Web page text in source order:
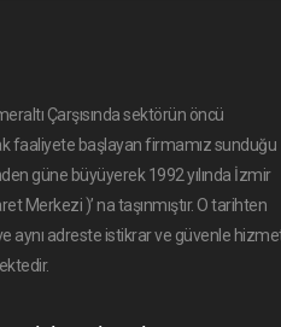
Çarşısında sektörün öncü
faaliyete başlayan firmamız sunduğu
güne büyüyerek 1992 yılında İzmir
Merkezi )’ na taşınmıştır. O tarihten
aynı adreste istikrar ve güvenle